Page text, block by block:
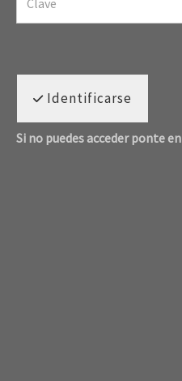
Identificarse
Si no puedes acceder ponte en